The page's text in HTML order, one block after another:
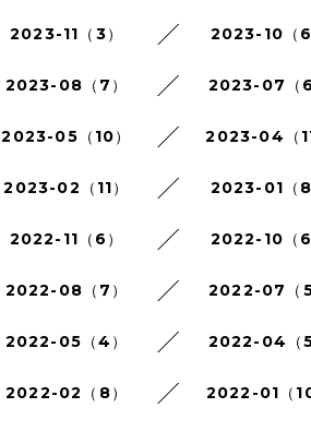
2023-11（3） 2023-10（6
2023-08（7） 2023-07（6
2023-05（10） 2023-04（11
2023-02（11） 2023-01（8
2022-11（6） 2022-10（6
2022-08（7） 2022-07（5
2022-05（4） 2022-04（5
2022-02（8） 2022-01（10